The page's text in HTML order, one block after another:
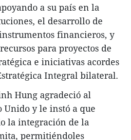
a su país en la
el desarrollo de
financieros, y
para proyectos de
e iniciativas acordes
Integral bilateral.
Hung agradeció al
Unido y le instó a que
la integración de la
permitiéndoles